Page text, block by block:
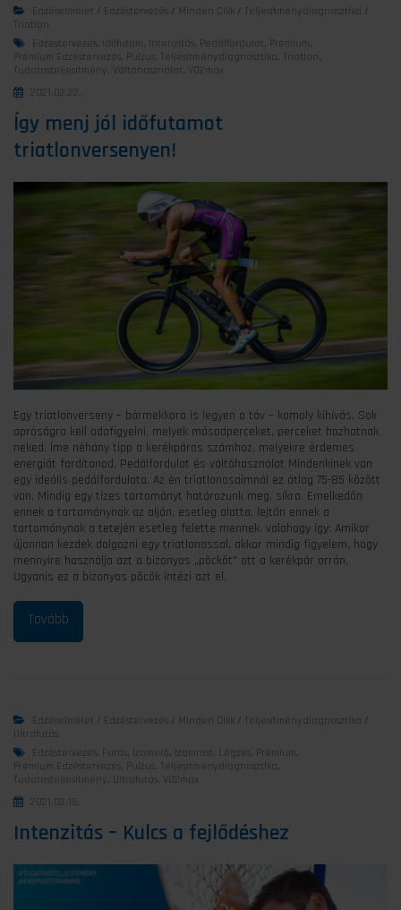
Edzéselmélet / Edzéstervezés / Minden Cikk / Teljesítménydiagnosztika /
Triatlon
Edzéstervezés, Időfutam , Intenzitás, Pedálfordulat , Prémium ,
Prémium Edzéstervezés, Pulzus, Teljesítménydiagnosztika, Triatlon ,
Tudatosteljesítmény, Váltóhasználat ,
VO2max
2021.02.22.
Így menj jól időfutamot
triatlonversenyen!
Egy triatlonverseny – bármekkora is legyen a táv – komoly kihívás. Sok
apróságra kell odafigyelni, melyek másodperceket, perceket hozhatnak
neked. Íme néhány tipp a kerékpáros számhoz, melyekre érdemes
energiát fordítanod. Pedálfordulat és váltóhasználat Mindenkinek van
egy ideális pedálfordulata. Az én triatlonosaimnál ez átlag 75-85 között
van. Mindig egy tízes tartományt határozunk meg, síkra. Emelkedőn
ennek a tartománynak az alján, esetleg alatta, lejtőn ennek a
tartománynak a tetején esetleg felette mennek. valahogy így: Amikor
újonnan kezdek dolgozni egy triatlonossal, akkor mindig figyelem, hogy
mennyire használja azt a bizonyos „pöcköt” ott a kerékpár orrán.
Ugyanis ez a bizonyos pöcök intézi azt el,
Edzéselmélet / Edzéstervezés / Minden Cikk / Teljesítménydiagnosztika /
Ultrafutás
Edzéstervezés, Futás, Izomerő, Izomrost , Légzés, Prémium ,
Prémium Edzéstervezés, Pulzus, Teljesítménydiagnosztika,
Tudatosteljesítmény, Ultrafutás,
VO2max
2021.02.15.
Intenzitás – Kulcs a fejlődéshez